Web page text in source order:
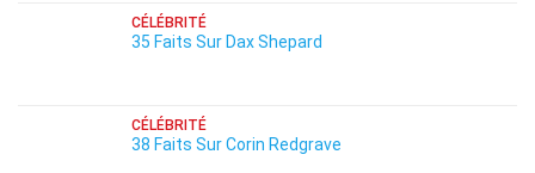
CÉLÉBRITÉ
35 Faits Sur Dax Shepard
CÉLÉBRITÉ
38 Faits Sur Corin Redgrave